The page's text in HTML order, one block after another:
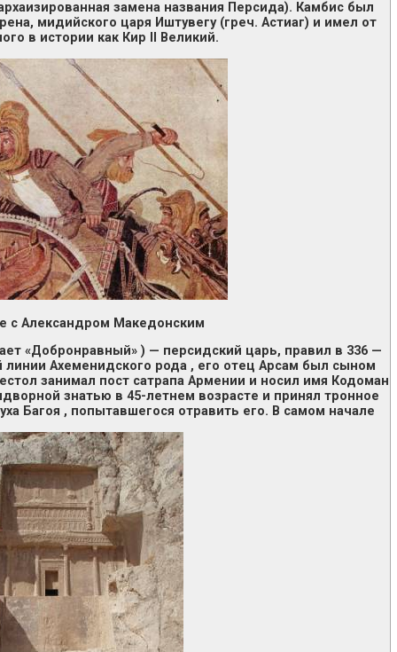
замена названия Персида). Камбис был
мидийского царя Иштувегу (греч. Астиаг) и имел от
в истории как Кир II Великий.
с Александром Македонским
«Добронравный» ) — персидский царь, правил в 336 —
линии Ахеменидского рода , его отец Арсам был сыном
занимал пост сатрапа Армении и носил имя Кодоман
знатью в 45-летнем возрасте и принял тронное
Багоя , попытавшегося отравить его. В самом начале